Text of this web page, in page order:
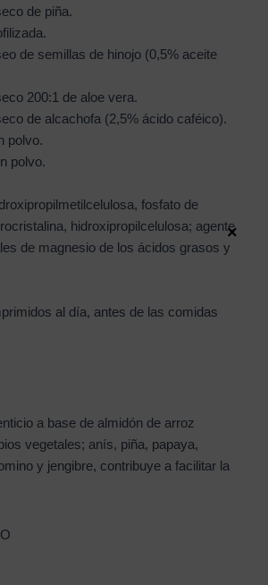
de piña.
de semillas de hinojo (0,5% aceite
200:1 de aloe vera.
de alcachofa (2,5% ácido caféico).
polvo.
polvo.
fosfato de
hidroxipropilcelulosa; agente
de magnesio de los ácidos grasos y
al día, antes de las comidas
a base de almidón de arroz
vegetales; anís, piña, papaya,
y jengibre, contribuye a facilitar la
×